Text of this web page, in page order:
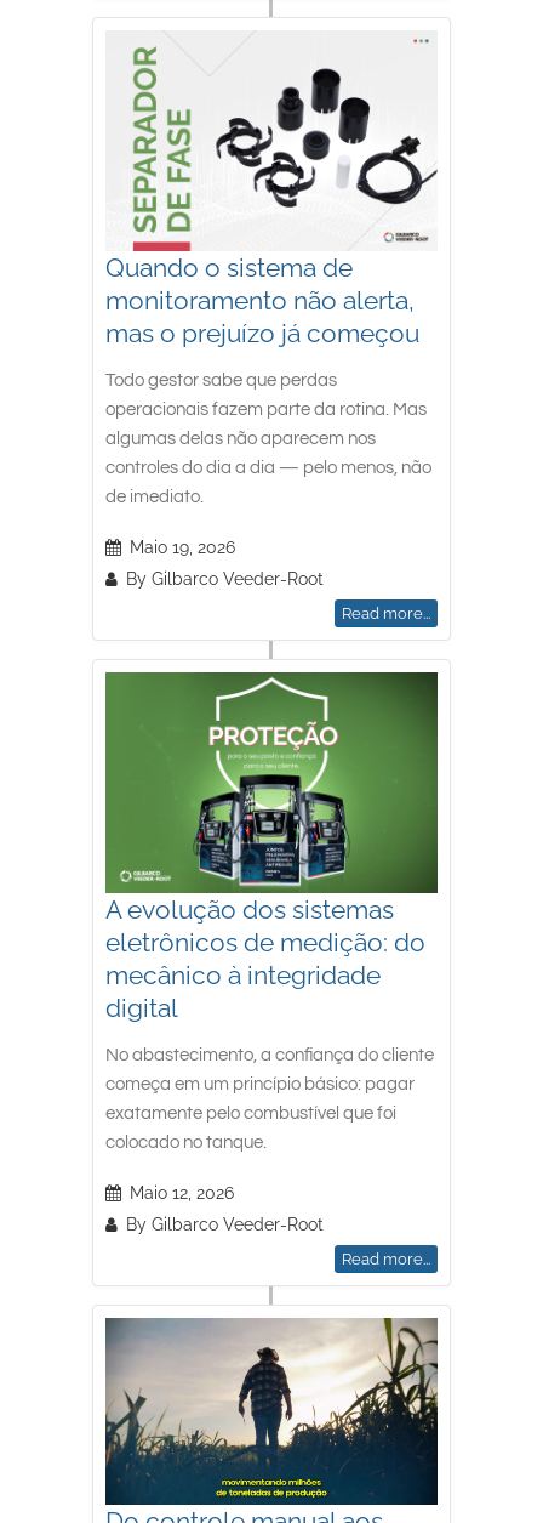
Quando o sistema de
monitoramento não alerta,
mas o prejuízo já começou
Todo gestor sabe que perdas
operacionais fazem parte da rotina. Mas
algumas delas não aparecem nos
controles do dia a dia — pelo menos, não
de imediato.
Maio 19, 2026
ByGilbarco Veeder-Root
Read more...
A evolução dos sistemas
eletrônicos de medição: do
mecânico à integridade
digital
No abastecimento, a confiança do cliente
começa em um princípio básico: pagar
exatamente pelo combustível que foi
colocado no tanque.
Maio 12, 2026
ByGilbarco Veeder-Root
Read more...